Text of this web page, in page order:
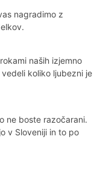
nagradimo z
naših izjemno
koliko ljubezni je
ne boste razočarani.
v Sloveniji in to po